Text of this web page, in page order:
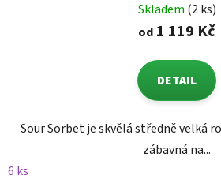
Skladem (2 ks)
od 1 119 Kč
DETAIL
Sour Sorbet je skvělá středně velká
zábavná na...
6 ks